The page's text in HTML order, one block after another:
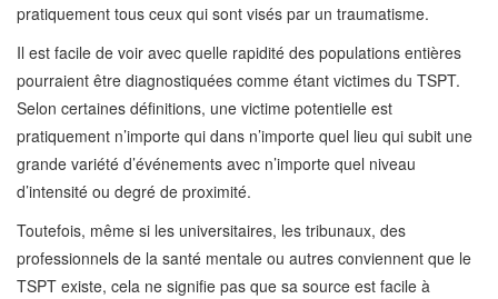
pratiquement tous ceux qui sont visés par un traumatisme.
Il est facile de voir avec quelle rapidité des populations entières
pourraient être diagnostiquées comme étant victimes du TSPT.
Selon certaines définitions, une victime potentielle est
pratiquement n’importe qui dans n’importe quel lieu qui subit une
grande variété d’événements avec n’importe quel niveau
d’intensité ou degré de proximité.
Toutefois, même si les universitaires, les tribunaux, des
professionnels de la santé mentale ou autres conviennent que le
TSPT existe, cela ne signifie pas que sa source est facile à